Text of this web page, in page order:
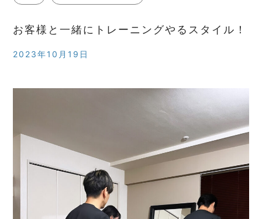
お客様と一緒にトレーニングやるスタイル！
2023年10月19日